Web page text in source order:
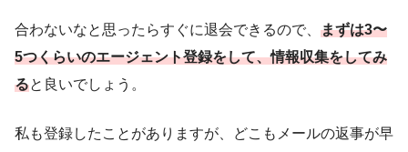
合わないなと思ったらすぐに退会できるので、 まずは3〜
5つくらいのエージェント登録をして、情報収集をしてみ
ると良いでしょう。
私も登録したことがありますが、どこもメールの返事が早